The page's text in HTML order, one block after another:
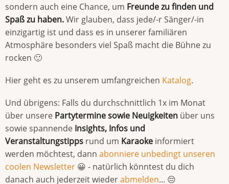
sondern auch eine Chance, um Freunde zu finden und
Spaß zu haben.Wir glauben, dass jede/-r Sänger/-in
einzigartig ist und dass es in unserer familiären
Atmosphäre besonders viel Spaß macht die Bühne zu
rocken 🙂
Hier geht es zu unserem umfangreichen Katalog.
Und übrigens: Falls du durchschnittlich 1x im Monat
über unsere Partytermine sowie Neuigkeiten über uns
sowie spannende Insights, Infos und
Veranstaltungstipps rund um Karaoke informiert
werden möchtest, dann abonniere unbedingt unseren
coolen Newsletter 😀 - natürlich könntest du dich
danach auch jederzeit wiederabmelden... 😔